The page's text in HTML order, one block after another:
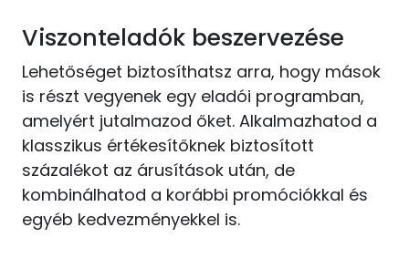
Viszonteladók beszervezése
Lehetőséget biztosíthatsz arra, hogy mások
is részt vegyenek egy eladói programban,
amelyért jutalmazod őket. Alkalmazhatod a
klasszikus értékesítőknek biztosított
százalékot az árusítások után, de
kombinálhatod a korábbi promóciókkal és
egyéb kedvezményekkel is.